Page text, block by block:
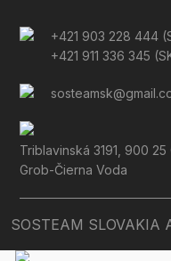
+421 903 228 444
+421 911 336 345
Triblavinská 3191, 900
Grob-Čierna Voda
SOSTEAM SLOVAKIA